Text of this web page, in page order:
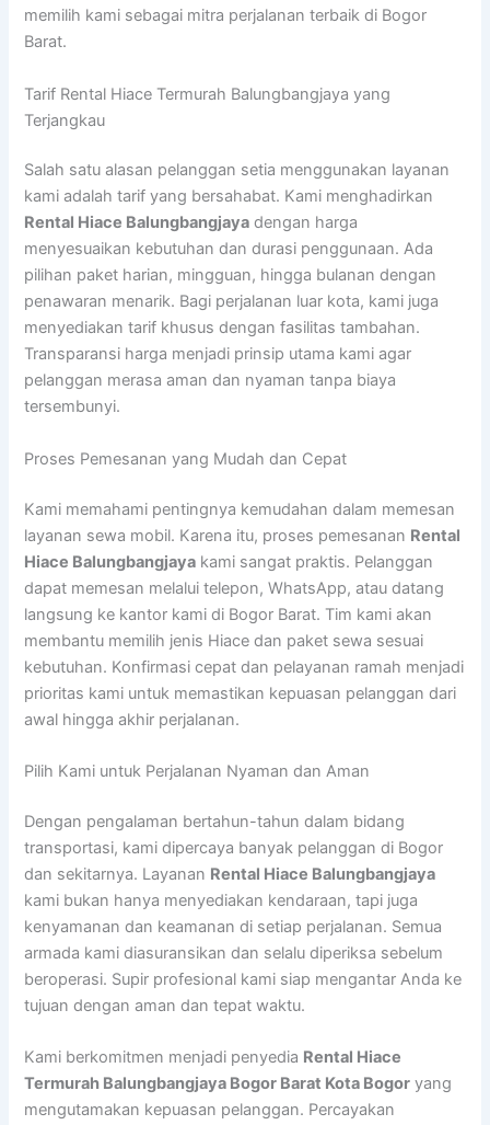
memilih kami sebagai mitra perjalanan terbaik di Bogor
Barat.
Tarif Rental Hiace Termurah Balungbangjaya yang
Terjangkau
Salah satu alasan pelanggan setia menggunakan layanan
kami adalah tarif yang bersahabat. Kami menghadirkan
Rental Hiace Balungbangjaya dengan harga
menyesuaikan kebutuhan dan durasi penggunaan. Ada
pilihan paket harian, mingguan, hingga bulanan dengan
penawaran menarik. Bagi perjalanan luar kota, kami juga
menyediakan tarif khusus dengan fasilitas tambahan.
Transparansi harga menjadi prinsip utama kami agar
pelanggan merasa aman dan nyaman tanpa biaya
tersembunyi.
Proses Pemesanan yang Mudah dan Cepat
Kami memahami pentingnya kemudahan dalam memesan
layanan sewa mobil. Karena itu, proses pemesanan Rental
Hiace Balungbangjaya kami sangat praktis. Pelanggan
dapat memesan melalui telepon, WhatsApp, atau datang
langsung ke kantor kami di Bogor Barat. Tim kami akan
membantu memilih jenis Hiace dan paket sewa sesuai
kebutuhan. Konfirmasi cepat dan pelayanan ramah menjadi
prioritas kami untuk memastikan kepuasan pelanggan dari
awal hingga akhir perjalanan.
Pilih Kami untuk Perjalanan Nyaman dan Aman
Dengan pengalaman bertahun-tahun dalam bidang
transportasi, kami dipercaya banyak pelanggan di Bogor
dan sekitarnya. Layanan Rental Hiace Balungbangjaya
kami bukan hanya menyediakan kendaraan, tapi juga
kenyamanan dan keamanan di setiap perjalanan. Semua
armada kami diasuransikan dan selalu diperiksa sebelum
beroperasi. Supir profesional kami siap mengantar Anda ke
tujuan dengan aman dan tepat waktu.
Kami berkomitmen menjadi penyedia Rental Hiace
Termurah Balungbangjaya Bogor Barat Kota Bogor yang
mengutamakan kepuasan pelanggan. Percayakan